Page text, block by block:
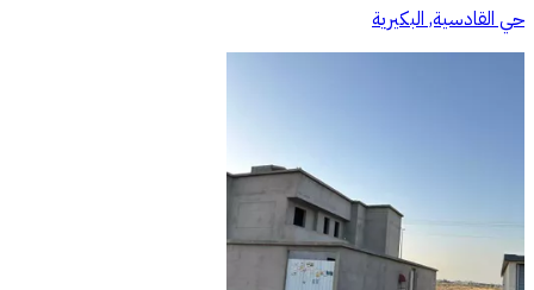
حي القادسية, البكيرية